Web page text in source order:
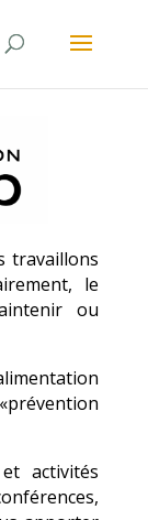
travaillons
le
ou
activités